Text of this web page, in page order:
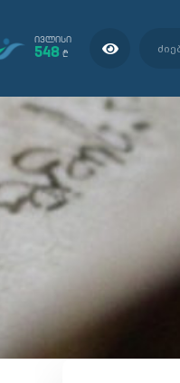
ᲘᲕᲚᲘᲡᲘ
548 ₾